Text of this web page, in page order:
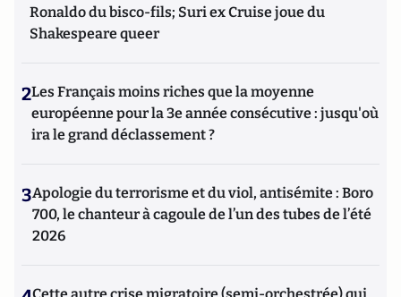
Ronaldo du bisco-fils; Suri ex Cruise joue du
Shakespeare queer
2Les Français moins riches que la moyenne
européenne pour la 3e année consécutive : jusqu'où
ira le grand déclassement ?
3Apologie du terrorisme et du viol, antisémite : Boro
700, le chanteur à cagoule de l’un des tubes de l’été
2026